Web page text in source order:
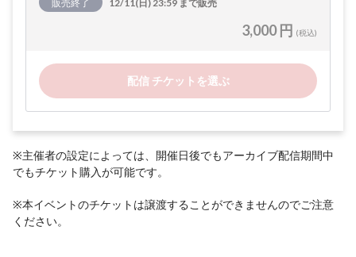
販売終了 12/11(日) 23:59 まで販売
3,000 円 (税込)
配信 チケットを選ぶ
※主催者の設定によっては、開催日後でもアーカイブ配信期間中
でもチケット購入が可能です。
※本イベントのチケットは譲渡することができませんのでご注意
ください。